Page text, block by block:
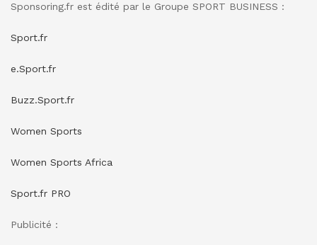
Sponsoring.fr est édité par le Groupe SPORT BUSINESS :
Sport.fr
e.Sport.fr
Buzz.Sport.fr
Women Sports
Women Sports Africa
Sport.fr PRO
Publicité :